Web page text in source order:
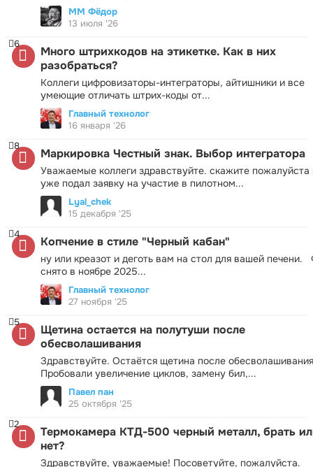
ММ Фёдор
13 июля '26
Много штрихкодов на этикетке. Как в них
разобраться?
Коллеги цифровизаторы-интеграторы, айтишники и все
умеющие отличать штрих-коды от...
6
Главный технолог
16 января '26
Маркировка Честный знак. Выбор интегратора
Уважаемые коллеги здравствуйте. скажите пожалуйста
уже подал заявку на участие в пилотном...
8
Lyal_chek
15 декабря '25
Копчение в стиле "Черный кабан"
ну или креазот и деготь вам на стол для вашей печени.
снято в ноябре 2025...
4
Главный технолог
27 ноября '25
Щетина остается на полутуши после
обесволашивания
Здравствуйте. Остаётся щетина после
Пробовали увеличение циклов, замену бил,...
5
Павел пан
25 октября '25
Термокамера КТД-500 черный металл, брать
нет?
Здравствуйте, уважаемые! Посоветуйте, пожалуйста.
2